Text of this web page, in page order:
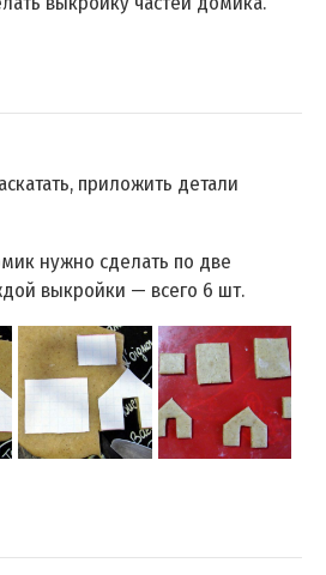
приложить детали
нужно сделать по две
выкройки — всего 6 шт.